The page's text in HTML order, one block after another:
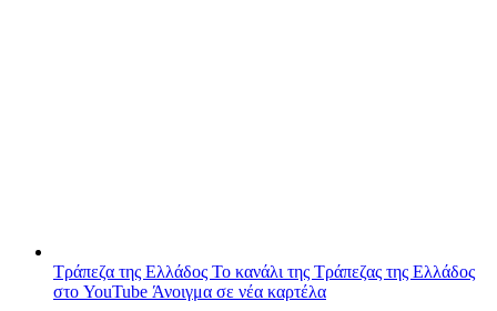
Τράπεζα της Ελλάδος Το κανάλι της Τράπεζας της Ελλάδος
στο YouTube Άνοιγμα σε νέα καρτέλα